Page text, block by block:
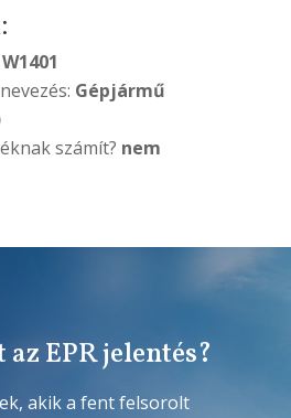
W1401
Gépjármű
számít? nem
EPR jelentés?
akik a fent felsorolt